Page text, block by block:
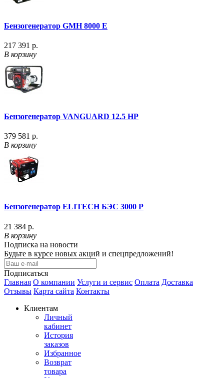
Бензогенератор GMH 8000 E
217 391 р.
В корзину
Бензогенератор VANGUARD 12.5 HP
379 581 р.
В корзину
Бензогенератор ELITECH БЭС 3000 P
21 384 р.
В корзину
Подписка на новости
Будьте в курсе новых акций и спецпредложений!
Подписаться
Главная О компании Услуги и сервис Оплата Доставка
Отзывы Карта сайта Контакты
Клиентам
Личный
кабинет
История
заказов
Избранное
Возврат
товара